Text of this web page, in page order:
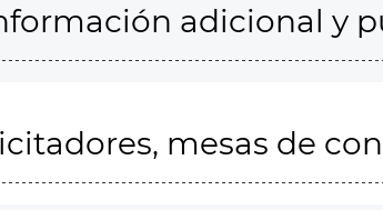
adicional y
mesas de